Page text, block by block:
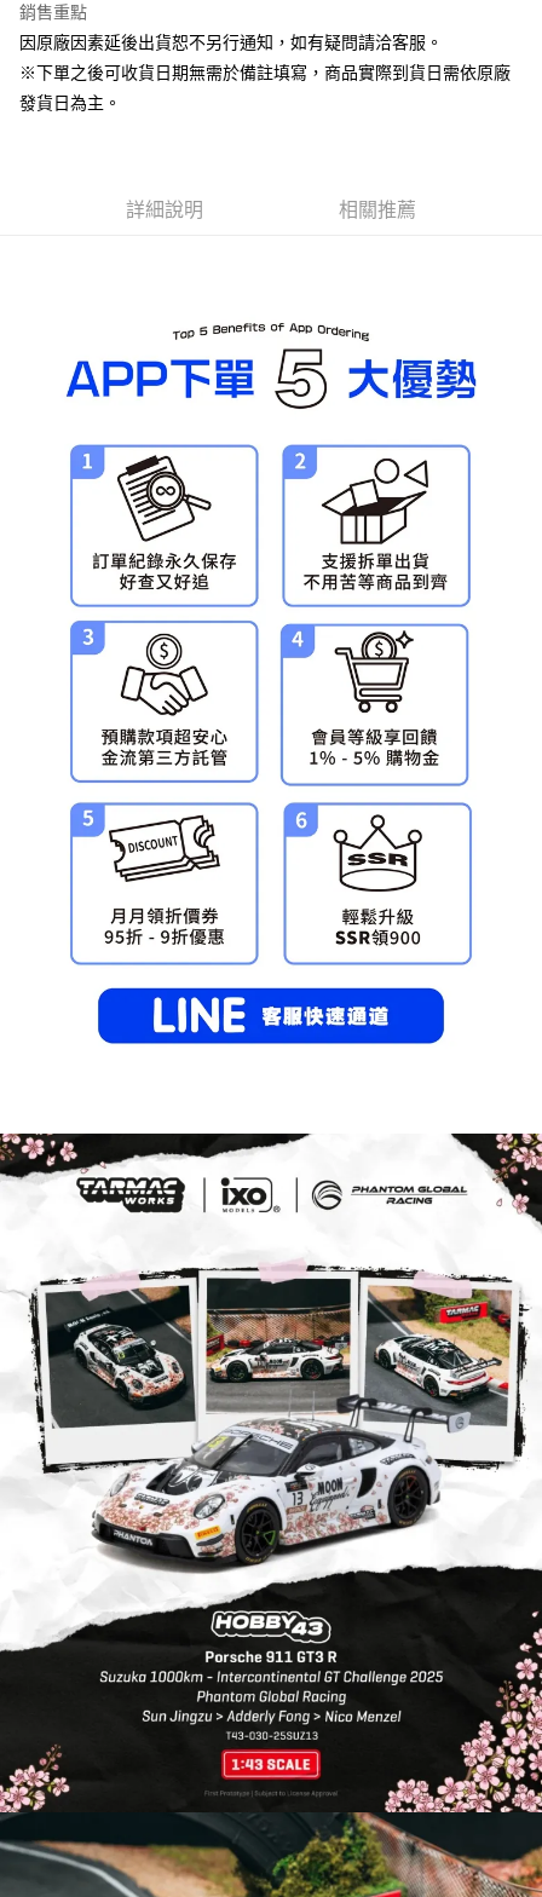
預購-宅配(舊)
每筆NT$120，滿NT$3,000(含以上)免運費
銷售重點
因原廠因素延後出貨恕不另行通知，如有疑問請洽客服。
※下單之後可收貨日期無需於備註填寫，商品實際到貨日需依原廠
發貨日為主。
詳細說明 相關推薦